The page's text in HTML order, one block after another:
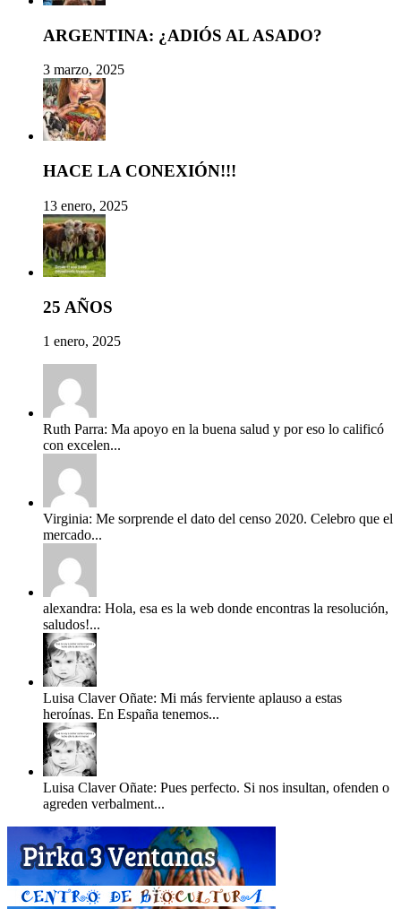
ARGENTINA: ¿ADIÓS AL ASADO?
3 marzo, 2025
HACE LA CONEXIÓN!!!
13 enero, 2025
25 AÑOS
1 enero, 2025
Ruth Parra: Ma apoyo en la buena salud y por eso lo calificó
con excelen...
Virginia: Me sorprende el dato del censo 2020. Celebro que el
mercado...
alexandra: Hola, esa es la web donde encontras la resolución,
saludos!...
Luisa Claver Oñate: Mi más ferviente aplauso a estas
heroínas. En España tenemos...
Luisa Claver Oñate: Pues perfecto. Si nos insultan, ofenden o
agreden verbalment...